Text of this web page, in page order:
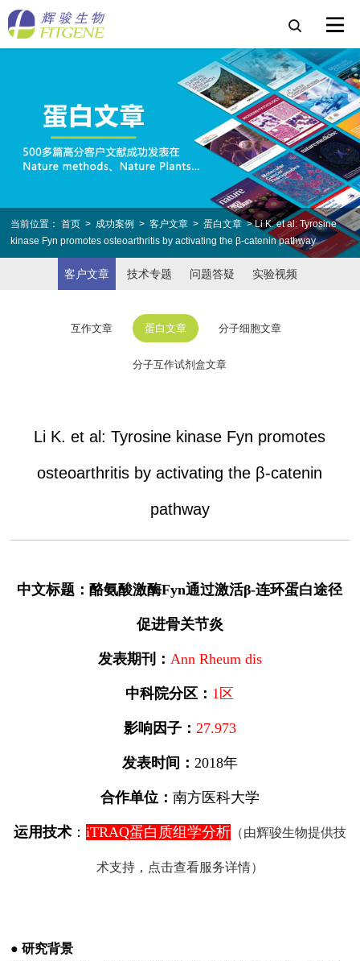
当前位置： 首页 > 成功案例 > 客户文章 > 蛋白文章 > Li K. et al: Tyrosine
kinase Fyn promotes osteoarthritis by activating the β-catenin pathway
客户文章 技术专题 问题答疑 实验视频
互作文章 蛋白文章 分子细胞文章
分子互作试剂盒文章
Li K. et al: Tyrosine kinase Fyn promotes
osteoarthritis by activating the β-catenin
pathway
中文标题：酪氨酸激酶Fyn通过激活β-连环蛋白途径
促进骨关节炎
发表期刊： Ann Rheum dis
中科院分区： 1区
影响因子： 27.973
发表时间： 2018年
合作单位： 南方医科大学
运用技术： iTRAQ蛋白质组学分析（由辉骏生物提供技
术支持，点击查看服务详情）
● 研究背景